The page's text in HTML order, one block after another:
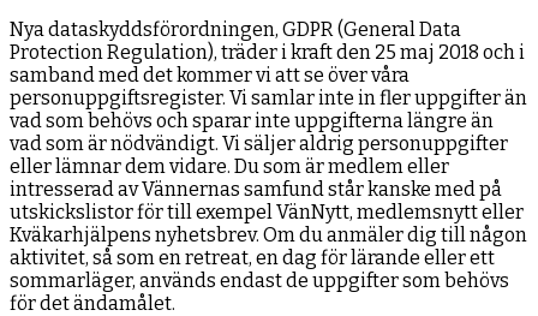
Nya dataskyddsförordningen, GDPR (General Data
Protection Regulation), träder i kraft den 25 maj 2018 och i
samband med det kommer vi att se över våra
personuppgiftsregister. Vi samlar inte in fler uppgifter än
vad som behövs och sparar inte uppgifterna längre än
vad som är nödvändigt. Vi säljer aldrig personuppgifter
eller lämnar dem vidare. Du som är medlem eller
intresserad av Vännernas samfund står kanske med på
utskickslistor för till exempel VänNytt, medlemsnytt eller
Kväkarhjälpens nyhetsbrev. Om du anmäler dig till någon
aktivitet, så som en retreat, en dag för lärande eller ett
sommarläger, används endast de uppgifter som behövs
för det ändamålet.